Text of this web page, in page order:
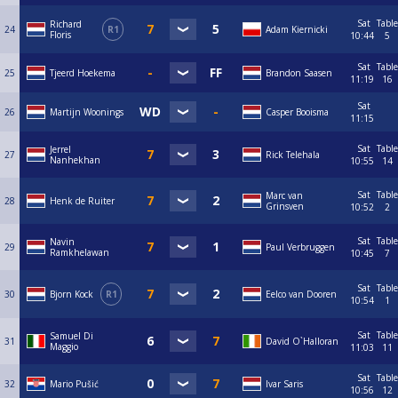
24
Richard
Floris
R1 Adam Kiernicki
Sat
10:44
Table
5
25 Tjeerd Hoekema Brandon Saasen
Sat
11:19
Table
16
26 Martijn Woonings Casper Booisma
Sat
11:15
27
Jerrel
Nanhekhan
Rick Telehala
Sat
10:55
Table
14
28 Henk de Ruiter
Marc van
Grinsven
Sat
10:52
Table
2
29
Navin
Ramkhelawan
Paul Verbruggen
Sat
10:45
Table
7
30 Bjorn Kock R1 Eelco van Dooren
Sat
10:54
Table
1
31
Samuel Di
Maggio
David O`Halloran
Sat
11:03
Table
11
32 Mario Pušić Ivar Saris
Sat
10:56
Table
12